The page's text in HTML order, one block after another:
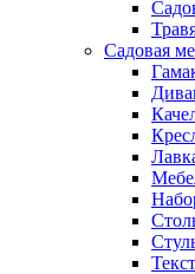
Садовая